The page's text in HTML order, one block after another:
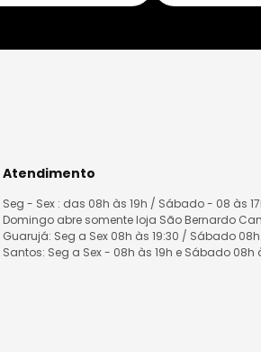
Atendimento
Seg - Sex : das 08h às 19h / Sábado - 08 às
Domingo abre somente loja São Bernardo
Guarujá: Seg a Sex 08h às 19:30 / Sábado
Santos: Seg a Sex - 08h às 19h e Sábado